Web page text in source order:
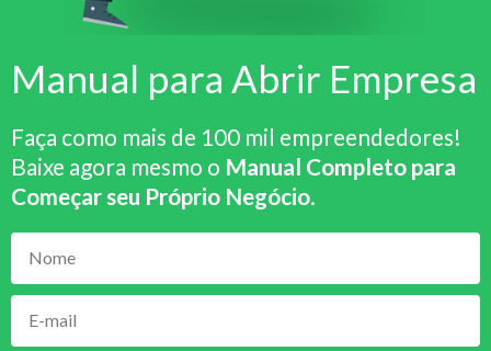
Manual para Abrir Empresa
Faça como mais de 100 mil empreendedores!
Baixe agora mesmo o Manual Completo para
Começar seu Próprio Negócio.